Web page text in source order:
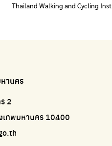
Thailand Walking and Cycling
านคร
2
เทพมหานคร 10400